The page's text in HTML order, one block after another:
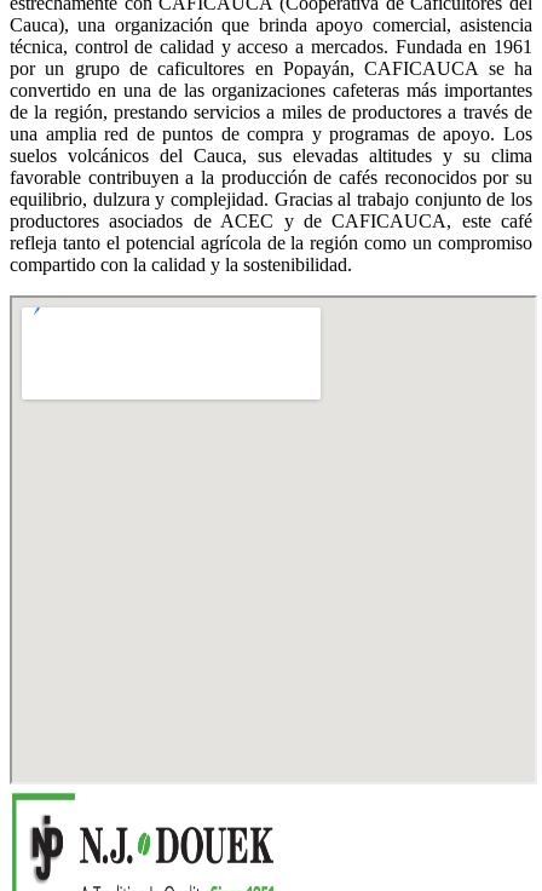
Cauca), una organización que brinda apoyo comercial, asistencia
técnica, control de calidad y acceso a mercados. Fundada en 1961
por un grupo de caficultores en Popayán, CAFICAUCA se ha
convertido en una de las organizaciones cafeteras más importantes
de la región, prestando servicios a miles de productores a través de
una amplia red de puntos de compra y programas de apoyo. Los
suelos volcánicos del Cauca, sus elevadas altitudes y su clima
favorable contribuyen a la producción de cafés reconocidos por su
equilibrio, dulzura y complejidad. Gracias al trabajo conjunto de los
productores asociados de ACEC y de CAFICAUCA, este café
refleja tanto el potencial agrícola de la región como un compromiso
compartido con la calidad y la sostenibilidad.